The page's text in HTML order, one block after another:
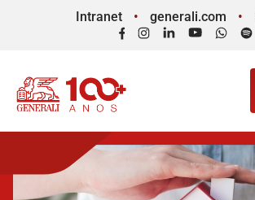
Intranet generali.com
FacebookInstagram
LinkedInYouTube